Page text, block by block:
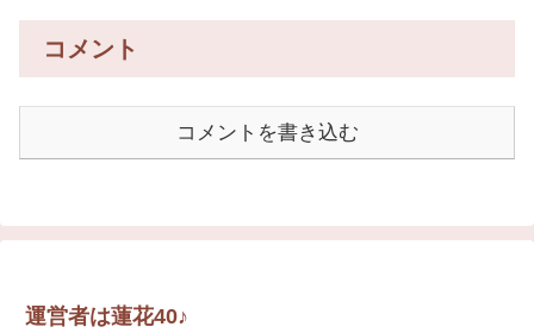
コメント
コメントを書き込む
運営者は蓮花40♪